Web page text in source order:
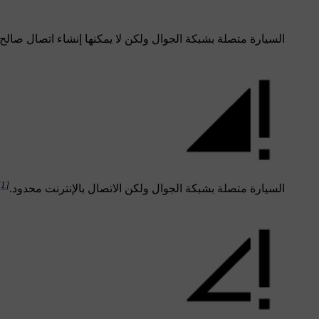
السيارة متصلة بشبكة الجوال ولكن لا يمكنها إنشاء اتصال صالح
السيارة متصلة بشبكة الجوال ولكن الاتصال بالإنترنت محدود.[1]